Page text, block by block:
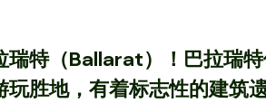
特（Ballarat）！巴拉瑞
胜地，有着标志性的建筑遗